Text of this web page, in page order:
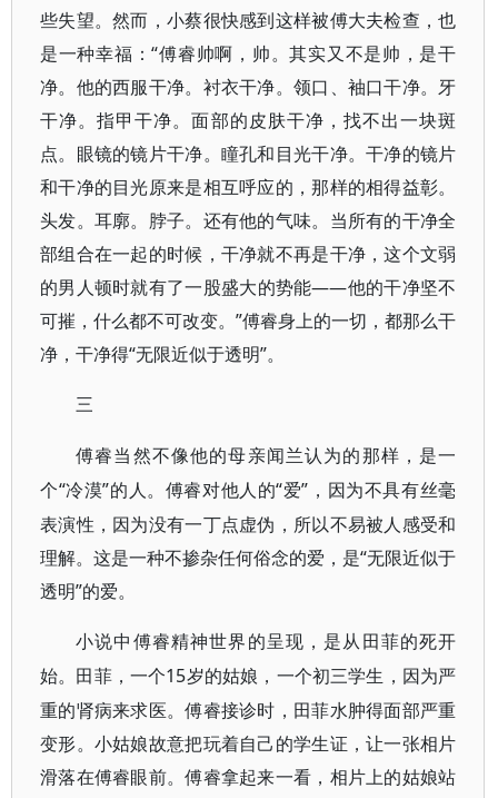
些失望。然而，小蔡很快感到这样被傅大夫检查，也
是一种幸福：“傅睿帅啊，帅。其实又不是帅，是干
净。他的西服干净。衬衣干净。领口、袖口干净。牙
干净。指甲干净。面部的皮肤干净，找不出一块斑
点。眼镜的镜片干净。瞳孔和目光干净。干净的镜片
和干净的目光原来是相互呼应的，那样的相得益彰。
头发。耳廓。脖子。还有他的气味。当所有的干净全
部组合在一起的时候，干净就不再是干净，这个文弱
的男人顿时就有了一股盛大的势能——他的干净坚不
可摧，什么都不可改变。”傅睿身上的一切，都那么干
净，干净得“无限近似于透明”。
三
傅睿当然不像他的母亲闻兰认为的那样，是一
个“冷漠”的人。傅睿对他人的“爱”，因为不具有丝毫
表演性，因为没有一丁点虚伪，所以不易被人感受和
理解。这是一种不掺杂任何俗念的爱，是“无限近似于
透明”的爱。
小说中傅睿精神世界的呈现，是从田菲的死开
始。田菲，一个15岁的姑娘，一个初三学生，因为严
重的肾病来求医。傅睿接诊时，田菲水肿得面部严重
变形。小姑娘故意把玩着自己的学生证，让一张相片
滑落在傅睿眼前。傅睿拿起来一看，相片上的姑娘站